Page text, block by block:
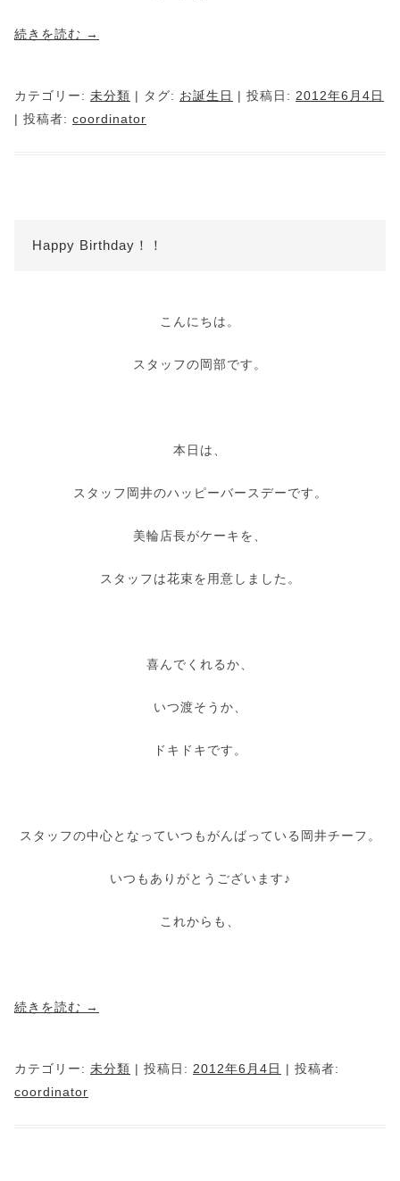
続きを読む →
カテゴリー: 未分類 | タグ: お誕生日 | 投稿日: 2012年6月4日
| 投稿者: coordinator
Happy Birthday！！
こんにちは。
スタッフの岡部です。
本日は、
スタッフ岡井のハッピーバースデーです。
美輪店長がケーキを、
スタッフは花束を用意しました。
喜んでくれるか、
いつ渡そうか、
ドキドキです。
スタッフの中心となっていつもがんばっている岡井チーフ。
いつもありがとうございます♪
これからも、
続きを読む →
カテゴリー: 未分類 | 投稿日: 2012年6月4日 | 投稿者:
coordinator